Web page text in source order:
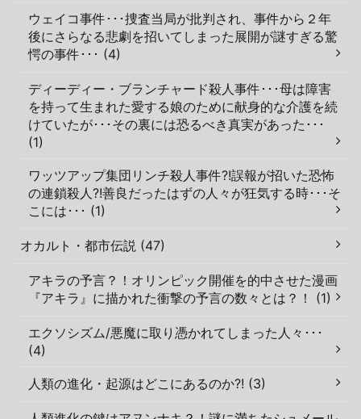
ウェイコ事件･･･捜査当局が批判され、事件から２年
後にさらなる悲劇を招いてしまった展開が謎すぎる驚
愕の事件･･･ (4)
ディーディー・ブランチャード殺人事件･･･母は障害
を持って生まれた愛する娘のために献身的な介護を続
けていたが･･･その裏には恐るべき真実があった･･･
(1)
ワッツアップ集団リンチ殺人事件?!誤報が招いた恐怖
の連鎖殺人?!善良だったはずの人々が狂気する時･･･そ
こには･･･ (1)
オカルト・都市伝説 (47)
アキラの予言？！オリンピック開催を的中させた漫画
『アキラ』に描かれた衝撃の予言の数々とは？！ (1)
エクソシズム/悪魔に取り憑かれてしまった人々･･･
(4)
人類の進化・起源はどこにあるのか?! (3)